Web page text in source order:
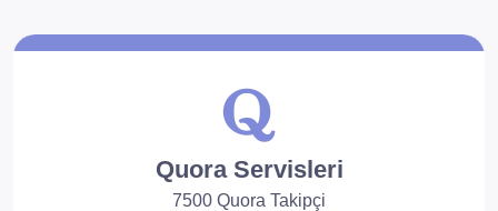
Quora Servisleri
7500 Quora Takipçi